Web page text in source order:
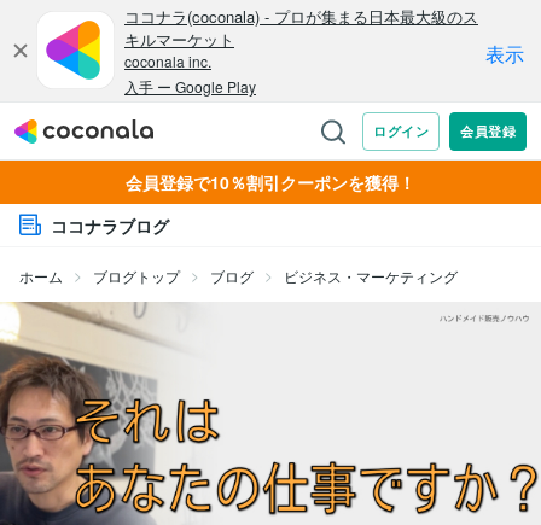
会員登録で10％割引クーポンを獲得！
ココナラブログ
ホーム ブログトップ ブログ ビジネス・マーケティング